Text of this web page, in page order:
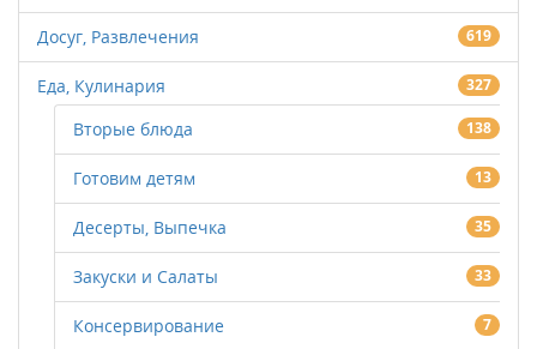
Досуг, Развлечения 619
Еда, Кулинария 327
Вторые блюда 138
Готовим детям 13
Десерты, Выпечка 35
Закуски и Салаты 33
Консервирование 7